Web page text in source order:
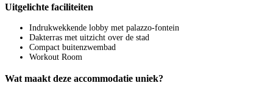
Uitgelichte faciliteiten
Indrukwekkende lobby met palazzo-fontein
Dakterras met uitzicht over de stad
Compact buitenzwembad
Workout Room
Wat maakt deze accommodatie uniek?